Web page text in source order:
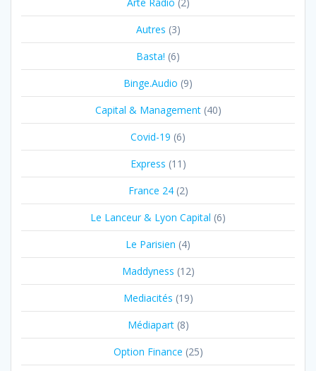
Autres (3)
Basta! (6)
Binge.Audio (9)
Capital & Management(40)
Covid-19 (6)
Express (11)
France 24(2)
Le Lanceur & Lyon Capital (6)
Le Parisien (4)
Maddyness (12)
Mediacités (19)
Médiapart(8)
Option Finance (25)